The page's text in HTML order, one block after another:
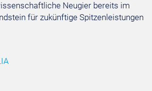
Neugier bereits im
für zukünftige Spitzenleistungen